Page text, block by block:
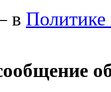
в Политике